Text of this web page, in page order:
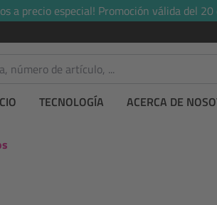
a precio especial! Promoción válida del
TECNOLOGÍA ACERCA DE